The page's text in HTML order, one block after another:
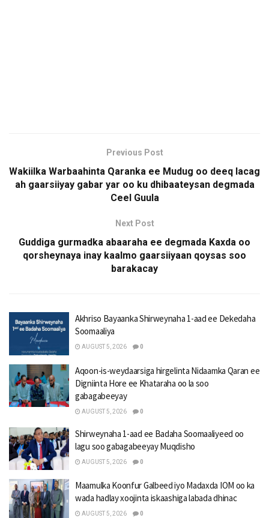
Previous Post
Wakiilka Warbaahinta Qaranka ee Mudug oo deeq lacag
ah gaarsiiyay gabar yar oo ku dhibaateysan degmada
Ceel Guula
Next Post
Guddiga gurmadka abaaraha ee degmada Kaxda oo
qorsheynaya inay kaalmo gaarsiiyaan qoysas soo
barakacay
Akhriso Bayaanka Shirweynaha 1-aad ee Dekedaha
Soomaaliya
AUGUST 5, 2026 0
Aqoon-is-weydaarsiga hirgelinta Nidaamka Qaran ee
Digniinta Hore ee Khataraha oo la soo
gabagabeeyay
AUGUST 5, 2026 0
Shirweynaha 1-aad ee Badaha Soomaaliyeed oo
lagu soo gabagabeeyay Muqdisho
AUGUST 5, 2026 0
Maamulka Koonfur Galbeed iyo Madaxda IOM oo ka
wada hadlay xoojinta iskaashiga labada dhinac
AUGUST 5, 2026 0